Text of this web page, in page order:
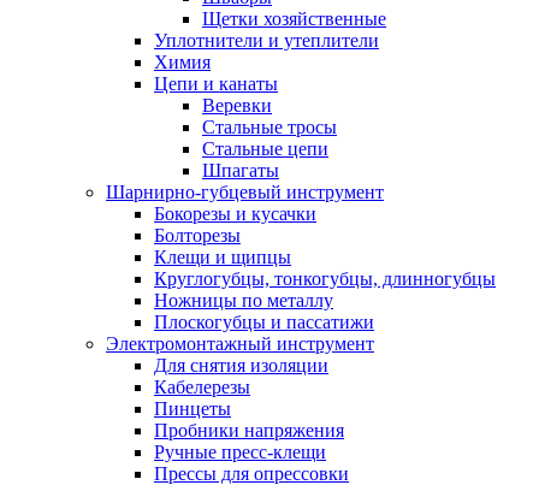
Щетки хозяйственные
Уплотнители и утеплители
Химия
Цепи и канаты
Веревки
Стальные тросы
Стальные цепи
Шпагаты
Шарнирно-губцевый инструмент
Бокорезы и кусачки
Болторезы
Клещи и щипцы
Круглогубцы, тонкогубцы, длинногубцы
Ножницы по металлу
Плоскогубцы и пассатижи
Электромонтажный инструмент
Для снятия изоляции
Кабелерезы
Пинцеты
Пробники напряжения
Ручные пресс-клещи
Прессы для опрессовки